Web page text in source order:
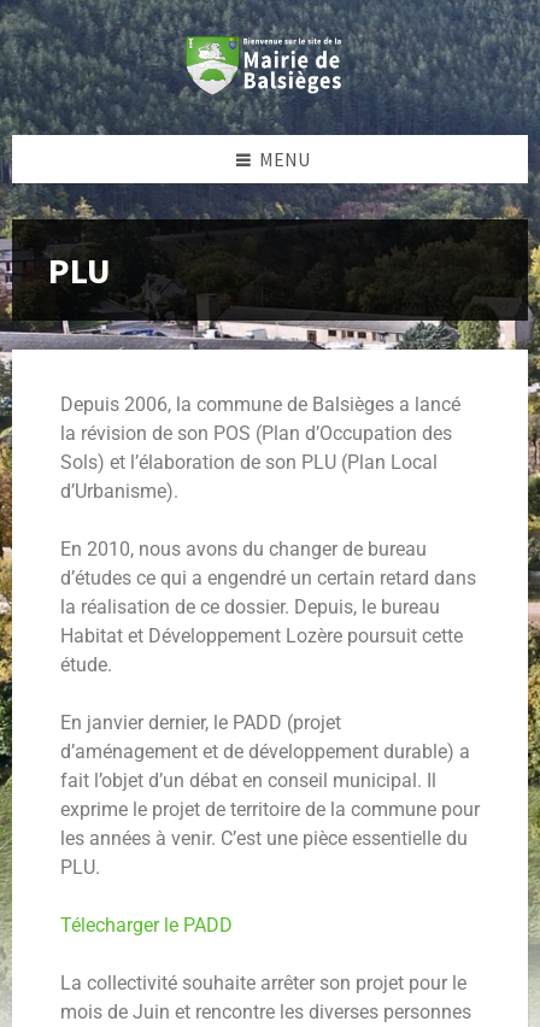
MENU
PLU
Depuis 2006, la commune de Balsièges a lancé
la révision de son POS (Plan d’Occupation des
Sols) et l’élaboration de son PLU (Plan Local
d’Urbanisme).
En 2010, nous avons du changer de bureau
d’études ce qui a engendré un certain retard dans
la réalisation de ce dossier. Depuis, le bureau
Habitat et Développement Lozère poursuit cette
étude.
En janvier dernier, le PADD (projet
d’aménagement et de développement durable) a
fait l’objet d’un débat en conseil municipal. Il
exprime le projet de territoire de la commune pour
les années à venir. C’est une pièce essentielle du
PLU.
Télecharger le PADD
La collectivité souhaite arrêter son projet pour le
mois de Juin et rencontre les diverses personnes